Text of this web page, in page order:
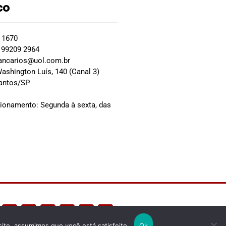
2964
Luís, 140 (Canal 3)
SP
Segunda à sexta, das